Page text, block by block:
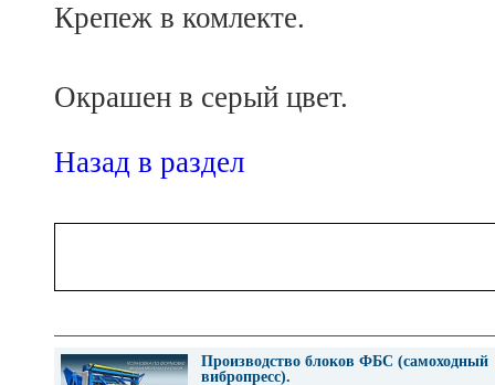
Крепеж в комлекте.
Окрашен в серый цвет.
Назад в раздел
Производство блоков ФБС (самоходный
вибропресс).